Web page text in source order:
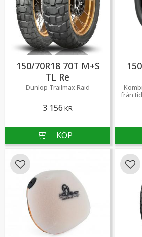
150/70R18 70T M+S
TL Re
Dunlop Trailmax Raid
3 156 KR
från
Lägg till i favoriter